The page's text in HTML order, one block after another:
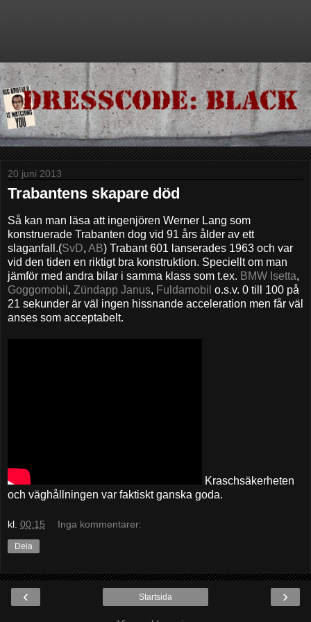
20 juni 2013
Trabantens skapare död
Så kan man läsa att ingenjören Werner Lang som
konstruerade Trabanten dog vid 91 års ålder av ett
slaganfall.(SvD, AB) Trabant 601 lanserades 1963 och var
vid den tiden en riktigt bra konstruktion. Speciellt om man
jämför med andra bilar i samma klass som t.ex. BMW Isetta,
Goggomobil , Zündapp Janus, Fuldamobil o.s.v. 0 till 100 på
21 sekunder är väl ingen hissnande acceleration men får väl
anses som acceptabelt.
Kraschsäkerheten
och väghållningen var faktiskt ganska goda.
kl. 00:15 Inga kommentarer:
Dela
‹ ›
Startsida